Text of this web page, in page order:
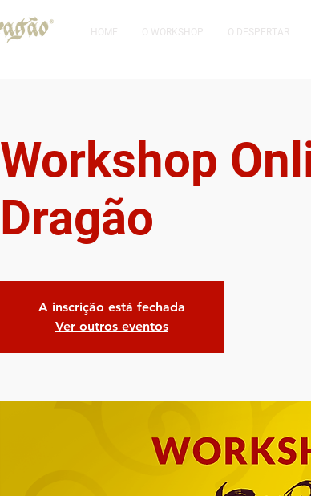
HOME O WORKSHOP O DESPERTAR
Workshop
Dragão
A inscrição está fechada
Ver outros eventos